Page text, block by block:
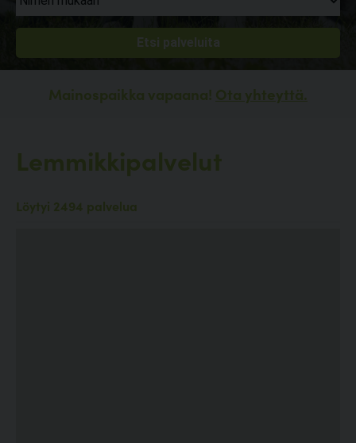
Mainospaikka vapaana! Ota yhteyttä.
Lemmikkipalvelut
Löytyi 2494 palvelua